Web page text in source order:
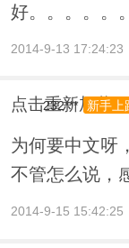
好。。。。。
2014-9-13 17:24:23
点击重新加载
232*** 新手上
为何要中文呀
不管怎么说，
2014-9-15 15:42:25